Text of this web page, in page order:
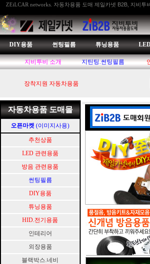
ZEiLCAR networks. 자동차용품 도매 제일카넷 B2B, 지비투
DIY용품 썬팅필름 튜닝용품
지비투비 소개 지틴팅.썬팅필름
장착지원 자동차용품
자동차용품 도매몰
오픈마켓 (이미지사용)
추천상품
LED 관련용품
방음 관련용품
썬팅필름
DIY용품
튜닝용품
HID.전기용품
인테리어
외장용품
블랙박스.네비